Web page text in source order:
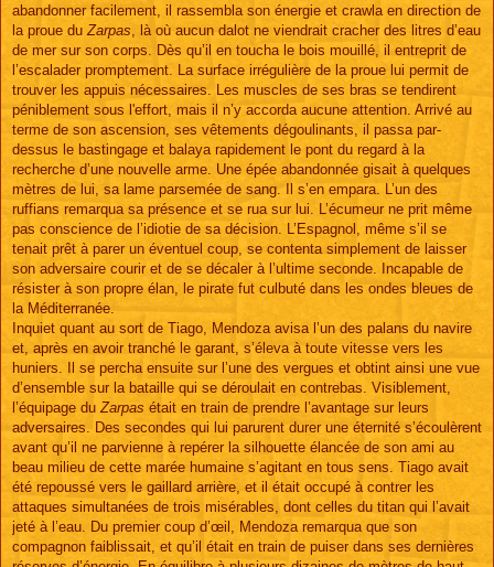
abandonner facilement, il rassembla son énergie et crawla en direction de
la proue du Zarpas , là où aucun dalot ne viendrait cracher des litres d’eau
de mer sur son corps. Dès qu’il en toucha le bois mouillé, il entreprit de
l’escalader promptement. La surface irrégulière de la proue lui permit de
trouver les appuis nécessaires. Les muscles de ses bras se tendirent
péniblement sous l'effort, mais il n’y accorda aucune attention. Arrivé au
terme de son ascension, ses vêtements dégoulinants, il passa par-
dessus le bastingage et balaya rapidement le pont du regard à la
recherche d’une nouvelle arme. Une épée abandonnée gisait à quelques
mètres de lui, sa lame parsemée de sang. Il s’en empara. L’un des
ruffians remarqua sa présence et se rua sur lui. L’écumeur ne prit même
pas conscience de l’idiotie de sa décision. L’Espagnol, même s’il se
tenait prêt à parer un éventuel coup, se contenta simplement de laisser
son adversaire courir et de se décaler à l’ultime seconde. Incapable de
résister à son propre élan, le pirate fut culbuté dans les ondes bleues de
la Méditerranée.
Inquiet quant au sort de Tiago, Mendoza avisa l’un des palans du navire
et, après en avoir tranché le garant, s’éleva à toute vitesse vers les
huniers. Il se percha ensuite sur l’une des vergues et obtint ainsi une vue
d’ensemble sur la bataille qui se déroulait en contrebas. Visiblement,
l’équipage du Zarpas était en train de prendre l’avantage sur leurs
adversaires. Des secondes qui lui parurent durer une éternité s’écoulèrent
avant qu’il ne parvienne à repérer la silhouette élancée de son ami au
beau milieu de cette marée humaine s’agitant en tous sens. Tiago avait
été repoussé vers le gaillard arrière, et il était occupé à contrer les
attaques simultanées de trois misérables, dont celles du titan qui l’avait
jeté à l’eau. Du premier coup d’œil, Mendoza remarqua que son
compagnon faiblissait, et qu’il était en train de puiser dans ses dernières